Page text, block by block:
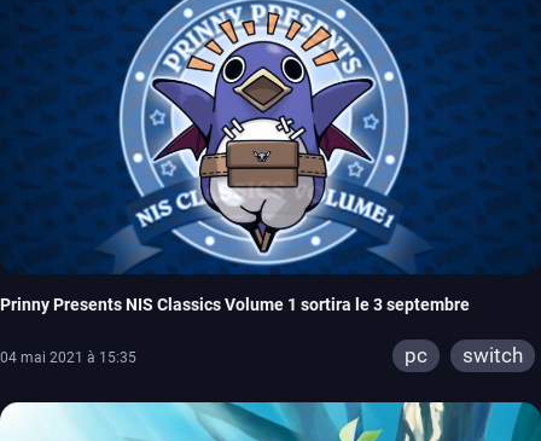
Prinny Presents NIS Classics Volume 1 sortira le 3 septembre
04 mai 2021 à 15:35 pc switch